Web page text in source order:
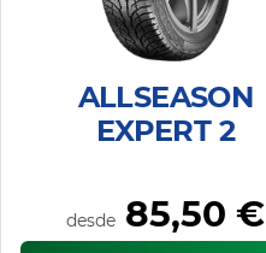
ALLSEASON
EXPERT 2
desde 85,50 €